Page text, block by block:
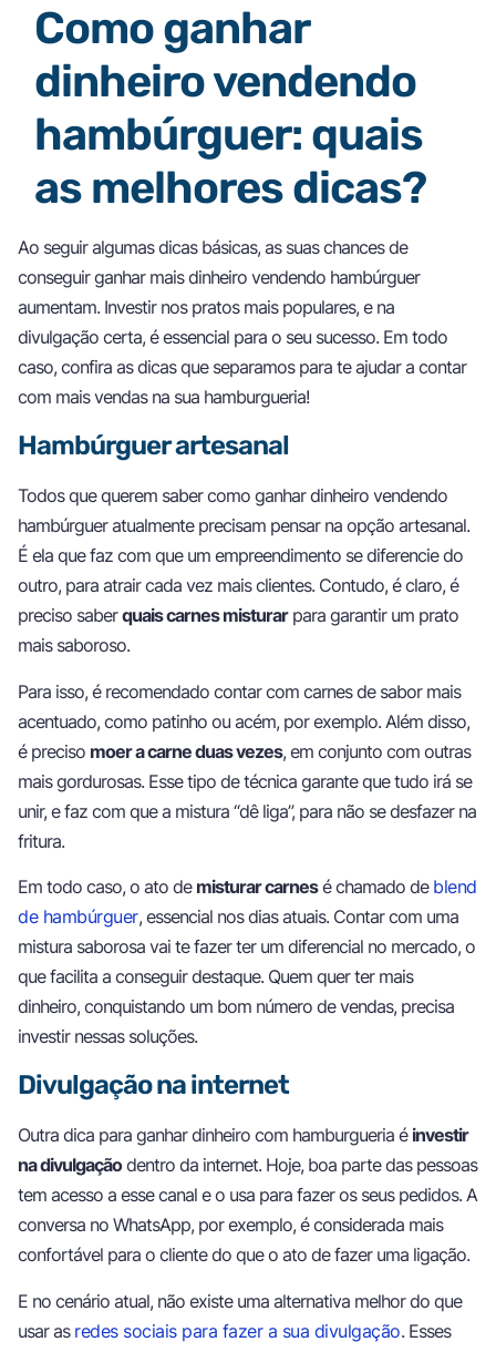
Como ganhar
dinheiro vendendo
hambúrguer: quais
as melhores dicas?
Ao seguir algumas dicas básicas, as suas chances de
conseguir ganhar mais dinheiro vendendo hambúrguer
aumentam. Investir nos pratos mais populares, e na
divulgação certa, é essencial para o seu sucesso. Em todo
caso, confira as dicas que separamos para te ajudar a contar
com mais vendas na sua hamburgueria!
Hambúrguer artesanal
Todos que querem saber como ganhar dinheiro vendendo
hambúrguer atualmente precisam pensar na opção artesanal.
É ela que faz com que um empreendimento se diferencie do
outro, para atrair cada vez mais clientes. Contudo, é claro, é
preciso saberquais carnes misturarpara garantir um prato
mais saboroso.
Para isso, é recomendado contar com carnes de sabor mais
acentuado, como patinho ou acém, por exemplo. Além disso,
é preciso moer a carne duas vezes, em conjunto com outras
mais gordurosas. Esse tipo de técnica garante que tudo irá se
unir, e faz com que a mistura “dê liga”, para não se desfazer na
fritura.
Em todo caso, o ato de misturar carnesé chamado de blend
de hambúrguer, essencial nos dias atuais. Contar com uma
mistura saborosa vai te fazer ter um diferencial no mercado, o
que facilita a conseguir destaque. Quem quer ter mais
dinheiro, conquistando um bom número de vendas, precisa
investir nessas soluções.
Divulgação na internet
Outra dica para ganhar dinheiro com hamburgueria é investir
na divulgaçãodentro da internet. Hoje, boa parte das pessoas
tem acesso a esse canal e o usa para fazer os seus pedidos. A
conversa no WhatsApp, por exemplo, é considerada mais
confortável para o cliente do que o ato de fazer uma ligação.
E no cenário atual, não existe uma alternativa melhor do que
usar as redes sociais para fazer a sua divulgação. Esses